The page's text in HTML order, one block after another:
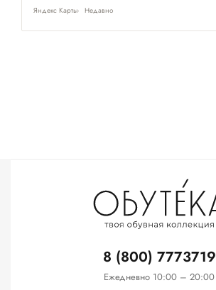
Яндекс Карты Недавно
8 (800) 7773719
Ежедневно 10:00 – 20:00